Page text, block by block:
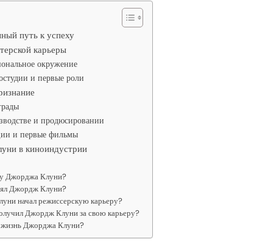
путь к успеху
карьеры
окружение
и первые роли
и продюсировании
и первые фильмы
в киноиндустрии
Джорджа Клуни?
Джордж Клуни?
начал режиссерскую карьеру?
Джордж Клуни за свою карьеру?
жизнь Джорджа Клуни?